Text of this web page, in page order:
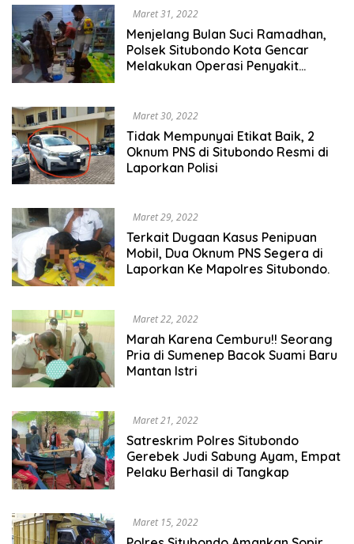
Maret 31, 2022
Menjelang Bulan Suci Ramadhan,
Polsek Situbondo Kota Gencar
Melakukan Operasi Penyakit
Maret 30, 2022
Tidak Mempunyai Etikat Baik, 2
Oknum PNS di Situbondo Resmi di
Laporkan Polisi
Maret 29, 2022
Terkait Dugaan Kasus Penipuan
Mobil, Dua Oknum PNS Segera di
Laporkan Ke Mapolres Situbondo.
Maret 22, 2022
Marah Karena Cemburu!! Seorang
Pria di Sumenep Bacok Suami Baru
Mantan Istri
Maret 21, 2022
Satreskrim Polres Situbondo
Gerebek Judi Sabung Ayam, Empat
Pelaku Berhasil di Tangkap
Maret 15, 2022